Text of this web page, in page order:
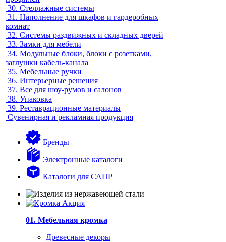
30. Стеллажные системы
31. Наполнение для шкафов и гардеробных
комнат
32. Системы раздвижных и складных дверей
33. Замки для мебели
34. Модульные блоки, блоки с розетками,
заглушки кабель-канала
35. Мебельные ручки
36. Интерьерные решения
37. Все для шоу-румов и салонов
38. Упаковка
39. Реставрационные материалы
Сувенирная и рекламная продукция
Бренды
Электронные каталоги
Каталоги для САПР
01. Мебельная кромка
Древесные декоры